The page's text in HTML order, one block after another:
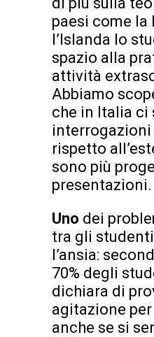
paesi come la
l’Islanda lo
spazio alla
attività
Abbiamo
che in Italia ci
interrogazioni
rispetto
sono più
presentazioni.
Uno dei
tra gli
l’ansia:
70% degli
dichiara di
agitazione
anche se si